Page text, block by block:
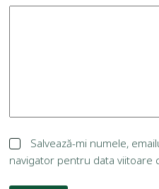
Salvează-mi numele,
navigator pentru data viitoare